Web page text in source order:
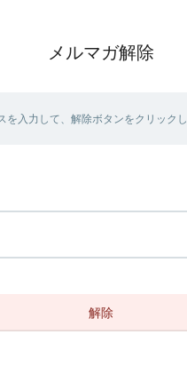
メルマガ解除
を入力して、解除ボタンをクリック